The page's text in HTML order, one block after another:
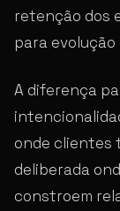
retenção dos
para
A diferença
onde clientes
deliberada
constroem